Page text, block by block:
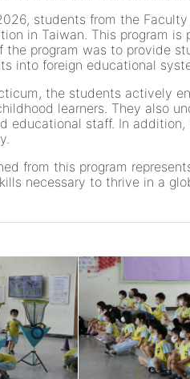
students from the
in Taiwan. This program
the program was to provide
into foreign educational
the students actively
learners. They also
educational staff. In
from this program
necessary to thrive in a